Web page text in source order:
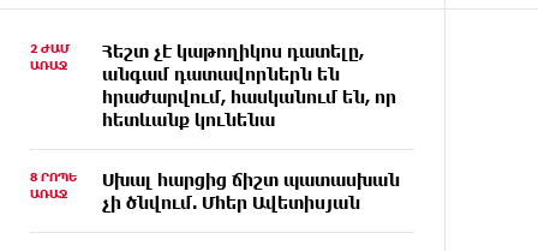
2 ԺԱՄ
ԱՌԱՋ
Հեշտ չէ կաթողիկոս դատելը,
անգամ դատավորներն են
հրաժարվում, հասկանում են, որ
հետևանք կունենա
8 ՐՈՊԵ
ԱՌԱՋ
Սխալ հարցից ճիշտ պատասխան
չի ծնվում. Մհեր Ավետիսյան